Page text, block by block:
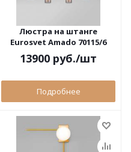
Люстра на штанге
Eurosvet Amado 70115/6
белый
13900 руб./шт
Подробнее